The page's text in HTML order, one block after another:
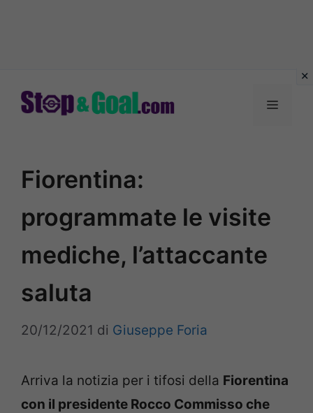
Menu
Fiorentina:
programmate le visite
mediche, l’attaccante
saluta
20/12/2021 di Giuseppe Foria
Arriva la notizia per i tifosi della Fiorentina
con il presidente Rocco Commisso che